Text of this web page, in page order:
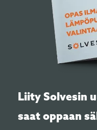
Liity Solvesin
saat oppaan